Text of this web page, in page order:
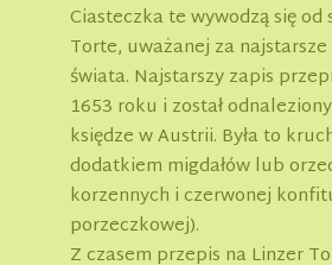
Ciasteczka te wywodzą się od
Torte, uważanej za
świata. Najstarszy zapis
1653 roku i został
księdze w Austrii. Była to
dodatkiem migdałów lub
korzennych i czerwonej
porzeczkowej).
Z czasem przepis na Linzer